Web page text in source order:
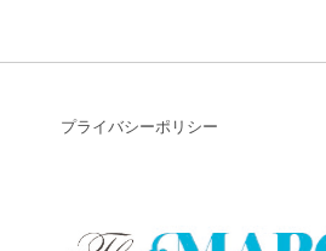
プライバシーポリシー